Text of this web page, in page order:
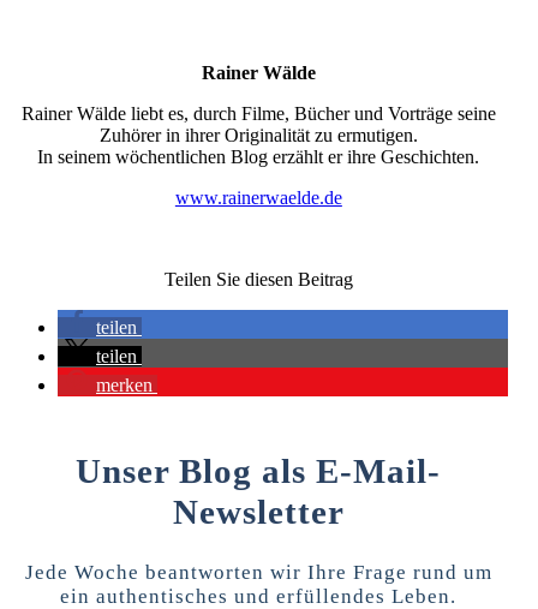
Rainer Wälde
Rainer Wälde liebt es, durch Filme, Bücher und Vorträge seine
Zuhörer in ihrer Originalität zu ermutigen.
In seinem wöchentlichen Blog erzählt er ihre Geschichten.
www.rainerwaelde.de
Teilen Sie diesen Beitrag
teilen
teilen
merken
Unser Blog als E-Mail-
Newsletter
Jede Woche beantworten wir Ihre Frage rund um
ein authentisches und erfüllendes Leben.